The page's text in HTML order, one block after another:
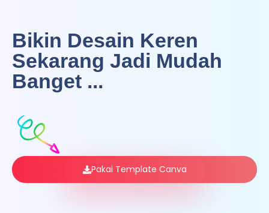
Bikin Desain Keren
Sekarang Jadi Mudah
Banget ...
Pakai Template Canva